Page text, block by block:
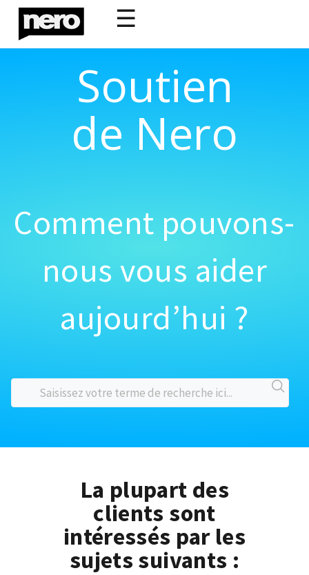
☰
Soutien
de Nero
Comment pouvons-
nous vous aider
aujourd’hui ?
La plupart des
clients sont
intéressés par les
sujets suivants :